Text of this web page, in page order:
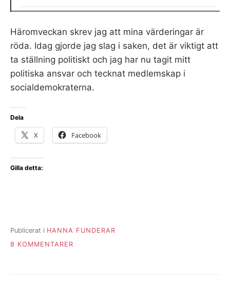
Häromveckan skrev jag att mina värderingar är
röda. Idag gjorde jag slag i saken, det är viktigt att
ta ställning politiskt och jag har nu tagit mitt
politiska ansvar och tecknat medlemskap i
socialdemokraterna.
Dela
X Facebook
Gilla detta:
Publicerat i HANNA FUNDERAR
8 KOMMENTARER